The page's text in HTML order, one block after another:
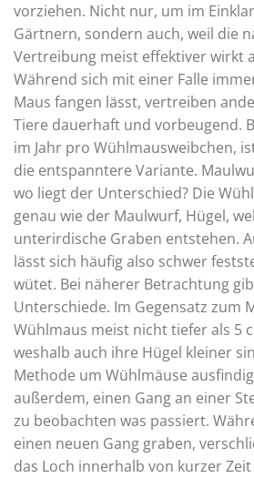
vorziehen. Nicht nur, um im
Gärtnern, sondern auch, weil die
Vertreibung meist effektiver wirkt
Während sich mit einer Falle
Maus fangen lässt, vertreiben
Tiere dauerhaft und vorbeugend.
im Jahr pro Wühlmausweibchen,
die entspanntere Variante.
wo liegt der Unterschied? Die
genau wie der Maulwurf, Hügel,
unterirdische Graben entstehen.
lässt sich häufig also schwer
wütet. Bei näherer Betrachtung
Unterschiede. Im Gegensatz zum
Wühlmaus meist nicht tiefer als 5
weshalb auch ihre Hügel kleiner
Methode um Wühlmäuse
außerdem, einen Gang an einer
zu beobachten was passiert.
einen neuen Gang graben,
das Loch innerhalb von kurzer